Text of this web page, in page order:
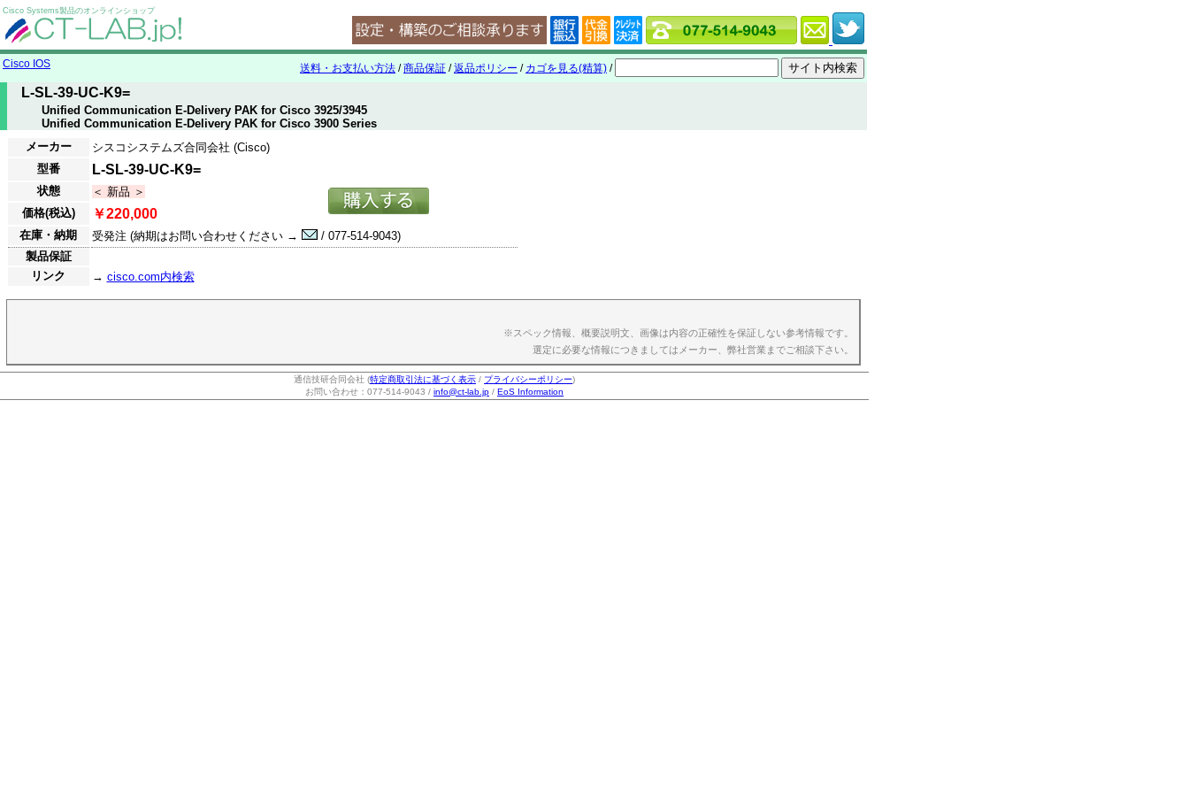
Cisco Systems製品のオンラインショップ
Cisco IOS 送料・お支払い方法 /商品保証 /返品ポリシー / カゴを見る(精算) /
L-SL-39-UC-K9=
Unified Communication E-Delivery PAK for Cisco 3925/3945
Unified Communication E-Delivery PAK for Cisco 3900 Series
メーカー
シスコシステムズ合同会社 (Cisco)
型番
L-SL-39-UC-K9=
状態
＜ 新品 ＞
価格(税込)
￥220,000
在庫・納期 受発注 (納期はお問い合わせください →
/ 077-514-9043)
製品保証
リンク
→ cisco.com内検索
※スペック情報、概要説明文、画像は内容の正確性を保証しない参考情報です。
選定に必要な情報につきましてはメーカー、弊社営業までご相談下さい。
通信技研合同会社 (特定商取引法に基づく表示 / プライバシーポリシー)
お問い合わせ：077-514-9043 / info@ct-lab.jp / EoS Information